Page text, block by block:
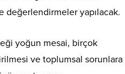
değerlendirmeler yapılacak.
yoğun mesai, birçok
ve toplumsal sorunlara